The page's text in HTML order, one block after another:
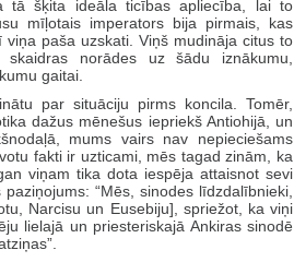
tā šķita ideāla ticības apliecība, lai to
mīļotais imperators bija pirmais, kas
paša uzskati. Viņš mudināja citus to
norādes uz šādu iznākumu,
gaitai.
par situāciju pirms koncila. Tomēr,
dažus mēnešus iepriekš Antiohijā, un
mums vairs nav nepieciešams
fakti ir uzticami, mēs tagad zinām, ka
viņam tika dota iespēja attaisnot sevi
“Mēs, sinodes līdzdalībnieki,
Narcisu un Eusebiju], spriežot, ka viņi
lielajā un priesteriskajā Ankiras sinodē